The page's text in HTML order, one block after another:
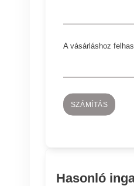
A vásárláshoz
SZÁMÍTÁS
Hasonló